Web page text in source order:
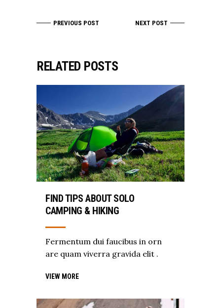
PREVIOUS POST NEXT POST
RELATED POSTS
FIND TIPS ABOUT SOLO
CAMPING & HIKING
Fermentum dui faucibus in orn
are quam viverra gravida elit .
VIEW MORE